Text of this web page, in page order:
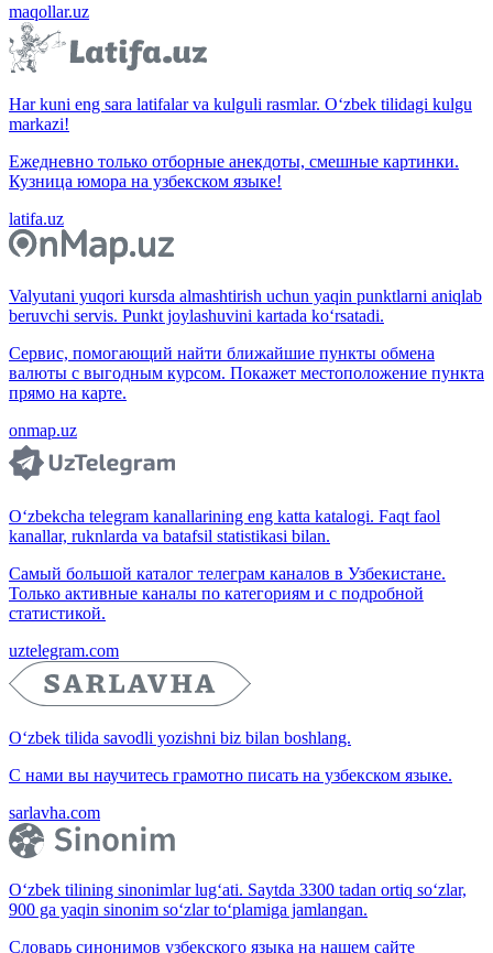
maqollar.uz
Har kuni eng sara latifalar va kulguli rasmlar. O‘zbek tilidagi kulgu
markazi!
Ежедневно только отборные анекдоты, смешные картинки.
Кузница юмора на узбекском языке!
latifa.uz
Valyutani yuqori kursda almashtirish uchun yaqin punktlarni aniqlab
beruvchi servis. Punkt joylashuvini kartada ko‘rsatadi.
Сервис, помогающий найти ближайшие пункты обмена
валюты с выгодным курсом. Покажет местоположение пункта
прямо на карте.
onmap.uz
O‘zbekcha telegram kanallarining eng katta katalogi. Faqt faol
kanallar, ruknlarda va batafsil statistikasi bilan.
Самый большой каталог телеграм каналов в Узбекистане.
Только активные каналы по категориям и с подробной
статистикой.
uztelegram.com
O‘zbek tilida savodli yozishni biz bilan boshlang.
С нами вы научитесь грамотно писать на узбекском языке.
sarlavha.com
O‘zbek tilining sinonimlar lug‘ati. Saytda 3300 tadan ortiq so‘zlar,
900 ga yaqin sinonim so‘zlar to‘plamiga jamlangan.
Словарь синонимов узбекского языка на нашем сайте